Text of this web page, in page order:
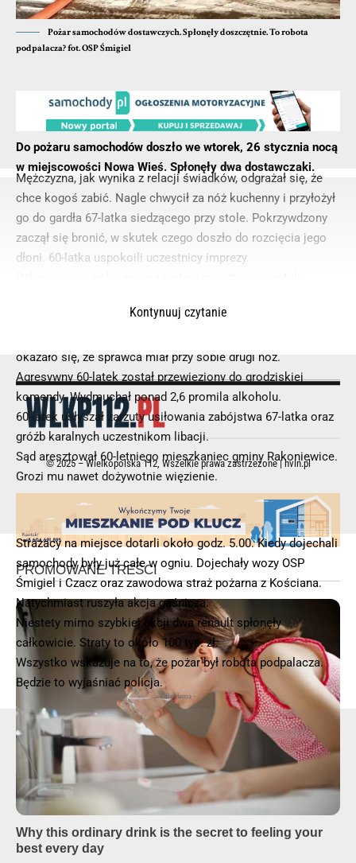
Mężczyzna, jak wynika z relacji świadków, odgrażał się, że
chce kogoś zabić. Nagle chwycił za nóż kuchenny i przyłożył
go do gardła 67-latka siedzącego przy stole. Pokrzywdzony
zaczął się bronić, w skutek czego doszło do rozcięcia jego
dłoni. 60-latka uspokoili uczestnicy imprezy.
zachowywać się agresywnie. Policjanci musieli go
okazało się, że sprawca miał przy sobie drugi nóż.
Agresywny 60-latek został przewieziony do grodziskiej
komendy. Wydmuchał ponad 2,6 promila alkoholu.
60-latek usłyszał zarzuty usiłowania zabójstwa 67-latka oraz
gróźb karalnych uczestnikom libacji.
Sąd aresztował 60-letniego mieszkaniec gminy Rakoniewice.
Grozi mu nawet dożywotnie więzienie.
Pożar samochodów dostawczych. Spłonęły doszczętnie. To robota
podpalacza? fot. OSP Śmigiel
Do pożaru samochodów doszło we wtorek, 26 stycznia nocą
w miejscowości Nowa Wieś. Spłonęły dwa dostawczaki.
Strażacy na miejsce dotarli około godz. 5.00. Kiedy dojechali
samochody były już całe w ogniu. Dojechały wozy OSP
Śmigiel i Czacz oraz zawodowa straż pożarna z Kościana.
Natychmiast ruszyła akcja gaśnicza.
Niestety mimo szybkiej akcji dwa renault spłonęły
całkowicie. Straty to około 100 tys. zł.
Wszystko wskazuje na to, że pożar był robota podpalacza.
Będzie to wyjaśniać policja.
- Reklama -
Kontynuuj czytanie
© 2025 – Wielkopolska 112, Wszelkie prawa zastrzeżone |hvln.pl